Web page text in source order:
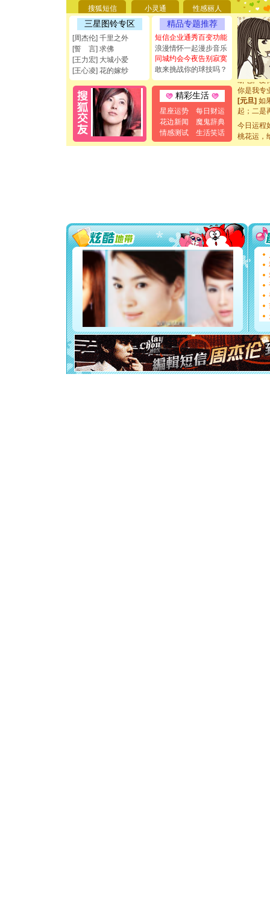
搜狐短信 小灵通 性感丽人
三星图铃专区
[周杰伦] 千里之外
[誓 言] 求佛
[王力宏] 大城小爱
[王心凌] 花的嫁纱
精品专题推荐
短信企业通秀百变功能
浪漫情怀一起漫步音乐
同城约会今夜告别寂寞
敢来挑战你的球技吗？
精彩生活
星座运势
每日财运
花边新闻
魔鬼辞典
情感测试
生活笑话
要平安
[圣诞节]
能正大光
都要快乐
[圣诞节]
如意,快
[元旦]看
断电。爱
你是我专
[元旦] 如
起；二是
[元旦]当
泣，这痛
卖了。水
你太多，
要平安
[圣诞节]
能正大
都要快乐
[圣诞节]
如意,快
[元旦]
看
断电。
你是我
[元旦]如
起；二是
离。水晶
[元旦]当
泣，这痛
今日运程
桃花运，